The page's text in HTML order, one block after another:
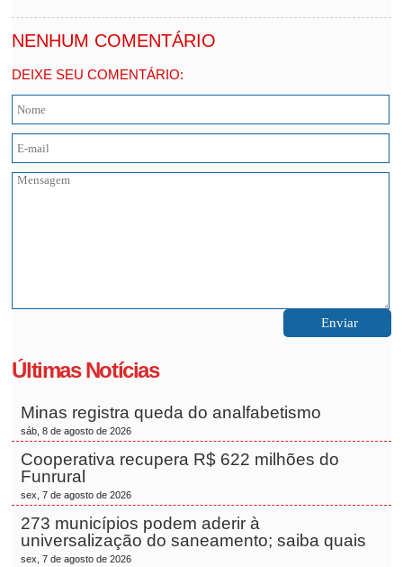
NENHUM COMENTÁRIO
DEIXE SEU COMENTÁRIO:
Últimas Notícias
Minas registra queda do analfabetismo
sáb, 8 de agosto de 2026
Cooperativa recupera R$ 622 milhões do
Funrural
sex, 7 de agosto de 2026
273 municípios podem aderir à
universalização do saneamento; saiba quais
sex, 7 de agosto de 2026